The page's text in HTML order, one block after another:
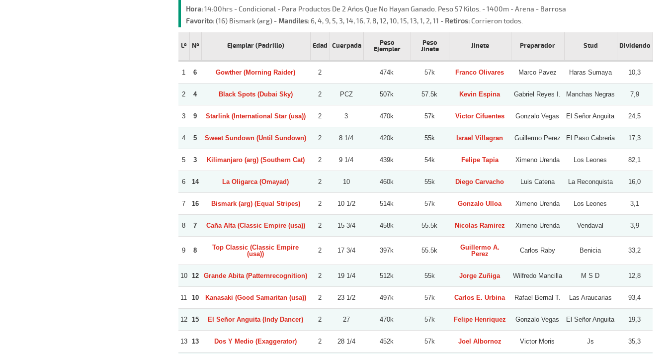
Hora:14:00hrs - Condicional - Para Productos De 2 Años Que No Hayan Ganado. Peso 57 Kilos. - 1400m - Arena - Barrosa
Favorito:(16) Bismark (arg) - Mandiles:6, 4, 9, 5, 3, 14, 16, 7, 8, 12, 10, 15, 13, 1, 2, 11 - Retiros:Corrieron todos.
Lº Nº Ejemplar (Padrillo) Edad Cuerpada
Peso
Ejemplar
Peso
Jinete
Jinete Preparador Stud Dividendo
1 6 Gowther (Morning Raider) 2 474k 57k Franco Olivares Marco Pavez Haras Sumaya 10,3
2 4 Black Spots (Dubai Sky) 2 PCZ 507k 57.5k Kevin Espina Gabriel Reyes I. Manchas Negras 7,9
3 9 Starlink (International Star (usa)) 2 3 470k 57k Victor Cifuentes Gonzalo Vegas El Señor Anguita 24,5
4 5 Sweet Sundown (Until Sundown) 2 8 1/4 420k 55k Israel Villagran Guillermo Perez El Paso Cabreria 17,3
5 3 Kilimanjaro (arg) (Southern Cat) 2 9 1/4 439k 54k Felipe Tapia Ximeno Urenda Los Leones 82,1
6 14 La Oligarca (Omayad) 2 10 460k 55k Diego Carvacho Luis Catena La Reconquista 16,0
7 16 Bismark (arg) (Equal Stripes) 2 10 1/2 514k 57k Gonzalo Ulloa Ximeno Urenda Los Leones 3,1
8 7 Caña Alta (Classic Empire (usa)) 2 15 3/4 458k 55.5k Nicolas Ramirez Ximeno Urenda Vendaval 3,9
9 8
Top Classic (Classic Empire
(usa))
2 17 3/4 397k 55.5k
Guillermo A.
Perez
Carlos Raby Benicia 33,2
10 12 Grande Abita (Patternrecognition) 2 19 1/4 512k 55k Jorge Zuñiga Wilfredo Mancilla M S D 12,8
11 10 Kanasaki (Good Samaritan (usa)) 2 23 1/2 497k 57k Carlos E. Urbina Rafael Bernal T. Las Araucarias 93,4
12 15 El Señor Anguita (Indy Dancer) 2 27 470k 57k Felipe Henriquez Gonzalo Vegas El Señor Anguita 19,3
13 13 Dos Y Medio (Exaggerator) 2 28 1/4 452k 57k Joel Albornoz Victor Moris Js 35,3